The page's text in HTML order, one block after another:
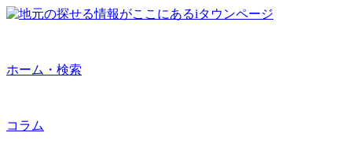
ホーム・検索
コラム